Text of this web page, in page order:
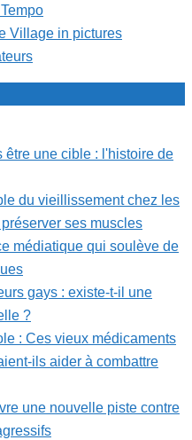
Village in pictures
être une cible : l'histoire de
du vieillissement chez les
ses muscles
médiatique qui soulève de
gays : existe-t-il une
?
: Ces vieux médicaments
ils aider à combattre
une nouvelle piste contre